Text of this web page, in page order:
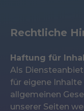
Rechtliche
Haftung für
Als
für eigene Inhalte
allgemeinen
unserer Seiten